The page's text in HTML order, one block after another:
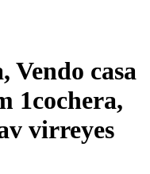
casa
1cochera,
virreyes